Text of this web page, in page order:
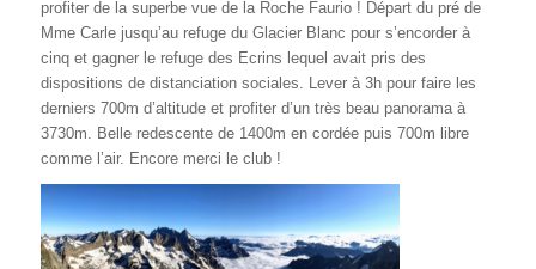
profiter de la superbe vue de la Roche Faurio ! Départ du pré de
Mme Carle jusqu’au refuge du Glacier Blanc pour s’encorder à
cinq et gagner le refuge des Ecrins lequel avait pris des
dispositions de distanciation sociales. Lever à 3h pour faire les
derniers 700m d’altitude et profiter d’un très beau panorama à
3730m. Belle redescente de 1400m en cordée puis 700m libre
comme l’air. Encore merci le club !